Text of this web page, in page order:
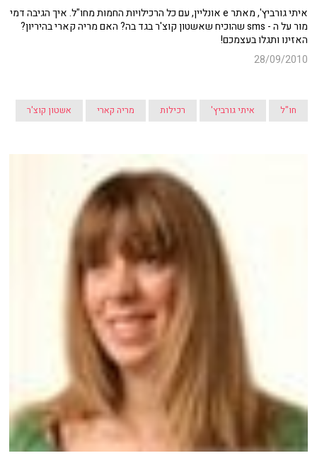
איתי גורביץ', מאתר e אונליין, עם כל הרכילויות החמות מחו"ל. איך הגיבה דמי
מור על ה - sms שהוכיח שאשטון קוצ'ר בגד בה? האם מריה קארי בהיריון?
האזינו ותגלו בעצמכם!
28/09/2010
חו"ל איתי גורביץ' רכילות מריה קארי אשטון קוצ'ר